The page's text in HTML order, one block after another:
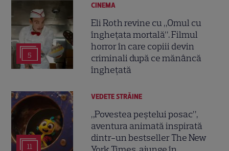
5
CINEMA
Eli Roth revine cu „Omul cu
înghețata mortală”. Filmul
horror în care copiii devin
criminali după ce mănâncă
înghețată
11
VEDETE STRĂINE
„Povestea peștelui posac”,
aventura animată inspirată
dintr-un bestseller The New